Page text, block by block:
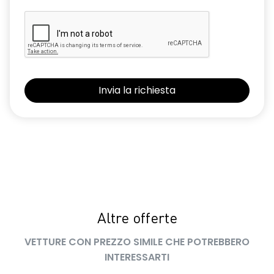
luci diurne a LED con firma luminosa C-shape
maniglie in tinta carrozzeria
manuale di uso e manutenzione digitale
Manutenzione Connessa, incluso per 8 anni
multisense
retrovisore interno fotocromatico
retrovisori esterni richiudibili elettricamente
Altre offerte
VETTURE CON PREZZO SIMILE CHE POTREBBERO
INTERESSARTI